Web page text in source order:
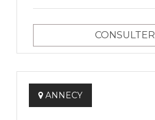
CONSULTER
ANNECY